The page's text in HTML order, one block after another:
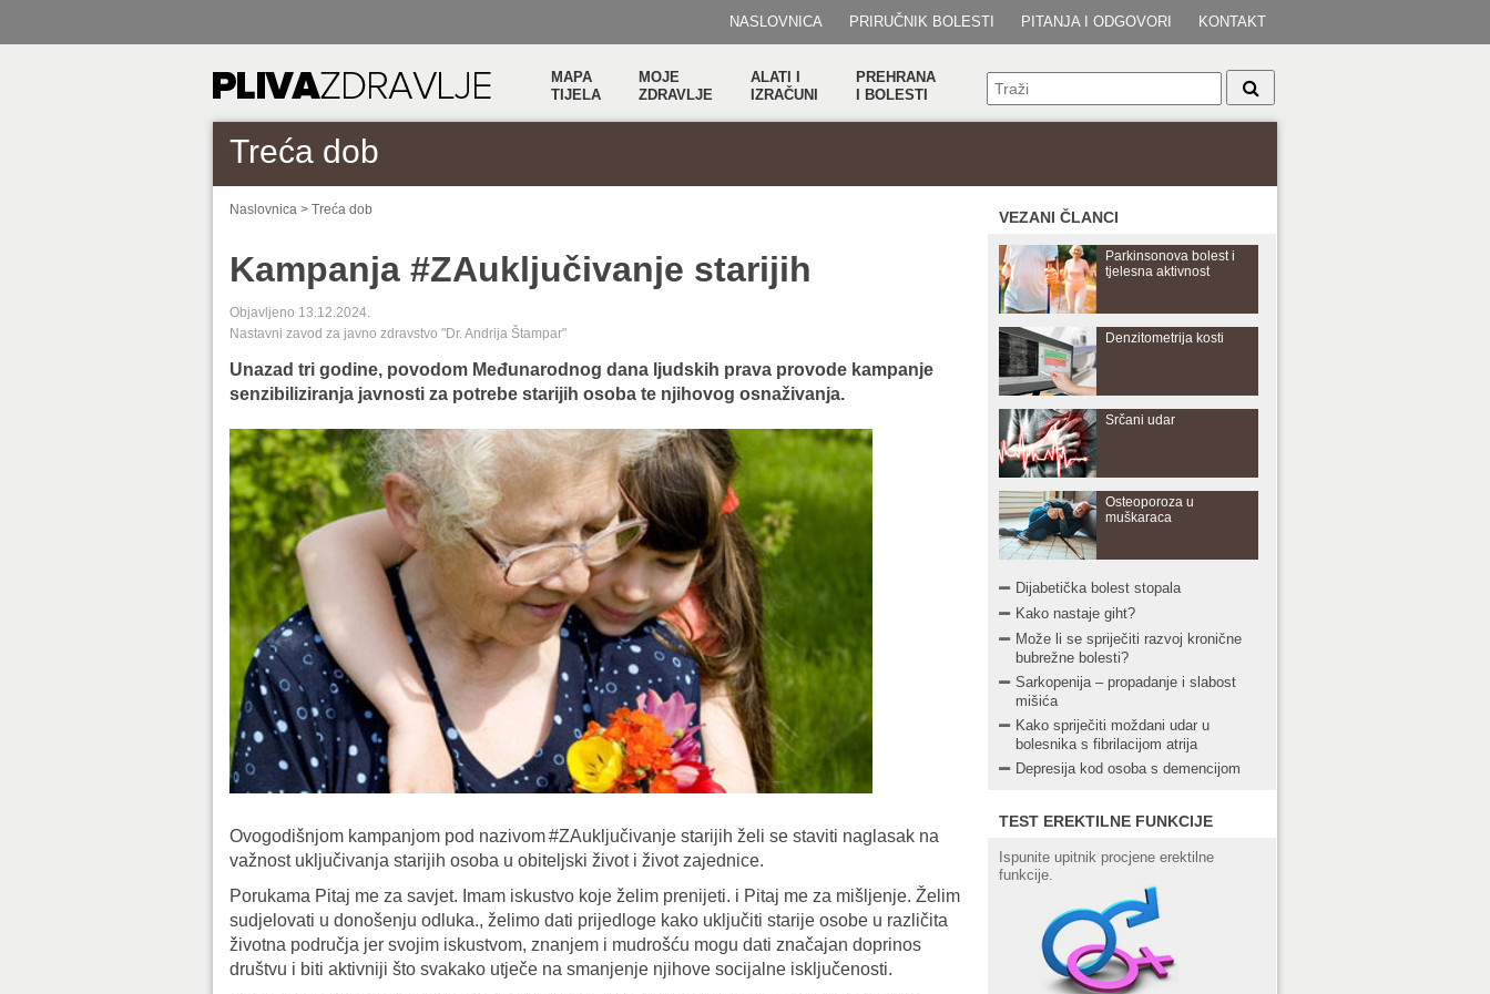
NASLOVNICA PRIRUČNIK BOLESTI PITANJA I ODGOVORI KONTAKT
MAPA
TIJELA
MOJE
ZDRAVLJE
ALATI I
IZRAČUNI
PREHRANA
I BOLESTI
Treća dob
Naslovnica > Treća dob
Kampanja #ZAuključivanje starijih
Objavljeno 13.12.2024.
Nastavni zavod za javno zdravstvo "Dr. Andrija Štampar"
Unazad tri godine, povodom Međunarodnog dana ljudskih prava provode kampanje
senzibiliziranja javnosti za potrebe starijih osoba te njihovog osnaživanja.
Ovogodišnjom kampanjom pod nazivom #ZAuključivanje starijih želi se staviti naglasak na
važnost uključivanja starijih osoba u obiteljski život i život zajednice.
Porukama Pitaj me za savjet. Imam iskustvo koje želim prenijeti. i Pitaj me za mišljenje. Želim
sudjelovati u donošenju odluka., želimo dati prijedloge kako uključiti starije osobe u različita
životna područja jer svojim iskustvom, znanjem i mudrošću mogu dati značajan doprinos
društvu i biti aktivniji što svakako utječe na smanjenje njihove socijalne isključenosti.
VEZANI ČLANCI
Parkinsonova bolest i
tjelesna aktivnost
Denzitometrija kosti
Srčani udar
Osteoporoza u
muškaraca
Dijabetička bolest stopala
Kako nastaje giht?
Može li se spriječiti razvoj kronične
bubrežne bolesti?
Sarkopenija – propadanje i slabost
mišića
Kako spriječiti moždani udar u
bolesnika s fibrilacijom atrija
Depresija kod osoba s demencijom
TEST EREKTILNE FUNKCIJE
Ispunite upitnik procjene erektilne
funkcije.